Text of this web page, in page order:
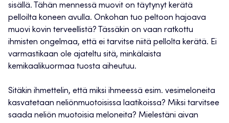
sisällä. Tähän mennessä muovit on täytynyt kerätä
pelloilta koneen avulla. Onkohan tuo peltoon hajoava
muovi kovin terveellistä? Tässäkin on vaan ratkottu
ihmisten ongelmaa, että ei tarvitse niitä pellolta kerätä. Ei
varmastikaan ole ajateltu sitä, minkälaista
kemikaalikuormaa tuosta aiheutuu.
Sitäkin ihmettelin, että miksi ihmeessä esim. vesimeloneita
kasvatetaan neliönmuotoisissa laatikoissa? Miksi tarvitsee
saada neliön muotoisia meloneita? Mielestäni aivan